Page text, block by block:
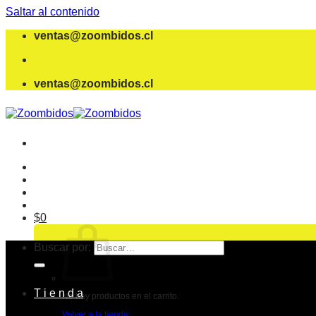
Saltar al contenido
ventas@zoombidos.cl
ventas@zoombidos.cl
$0
No hay productos en el carrito.
Buscar por:
T i e n d a